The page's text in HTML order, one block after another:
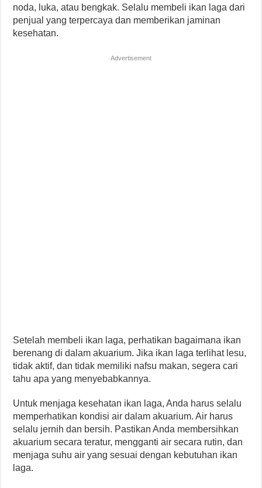
noda, luka, atau bengkak. Selalu membeli ikan laga dari
penjual yang terpercaya dan memberikan jaminan
kesehatan.
Advertisement
Setelah membeli ikan laga, perhatikan bagaimana ikan
berenang di dalam akuarium. Jika ikan laga terlihat lesu,
tidak aktif, dan tidak memiliki nafsu makan, segera cari
tahu apa yang menyebabkannya.
Untuk menjaga kesehatan ikan laga, Anda harus selalu
memperhatikan kondisi air dalam akuarium. Air harus
selalu jernih dan bersih. Pastikan Anda membersihkan
akuarium secara teratur, mengganti air secara rutin, dan
menjaga suhu air yang sesuai dengan kebutuhan ikan
laga.